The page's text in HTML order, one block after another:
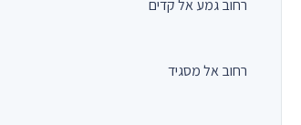
רחוב גמע אל קדים
רחוב אל מסגיד